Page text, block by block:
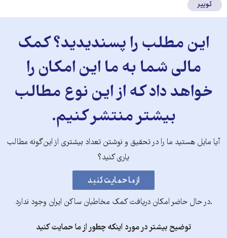
کوییر
این مطلب را پسندیدید؟ کمک
مالی شما به ما این امکان را
خواهد داد که از این نوع مطالب
بیشتر منتشر کنیم.
آیا مایل هستید ما را در تحقیق و نوشتن تعداد بیشتری از این‌گونه مطالب
یاری کنید؟
.در حال حاضر امکان دریافت کمک مخاطبان ساکن ایران وجود ندارد
توضیح بیشتر در مورد اینکه چطور از ما حمایت کنید